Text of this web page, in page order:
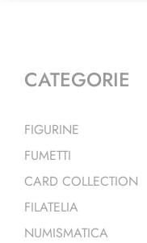
CATEGORIE
FIGURINE
FUMETTI
CARD COLLECTION
FILATELIA
NUMISMATICA